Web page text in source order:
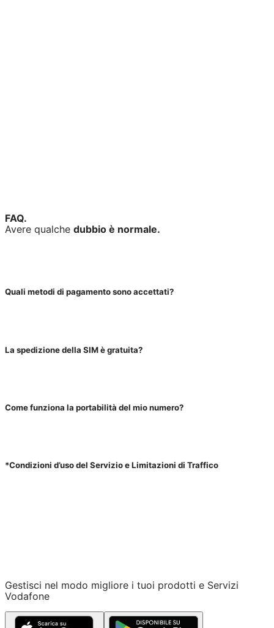
FAQ.
Avere qualche dubbio è normale.
Quali metodi di pagamento sono accettati?
La spedizione della SIM è gratuita?
Come funziona la portabilità del mio numero?
*Condizioni d’uso del Servizio e Limitazioni di Traffico
Gestisci nel modo migliore i tuoi prodotti e Servizi
Vodafone